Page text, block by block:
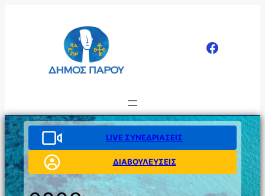
LIVE ΣΥΝΕΔΡΙΑΣΕΙΣ
ΔΙΑΒΟΥΛΕΥΣΕΙΣ